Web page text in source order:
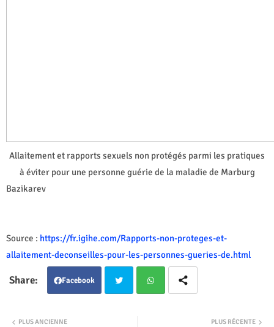
Allaitement et rapports sexuels non protégés parmi les pratiques
à éviter pour une personne guérie de la maladie de Marburg
Bazikarev
Source : https://fr.igihe.com/Rapports-non-proteges-et-
allaitement-deconseilles-pour-les-personnes-gueries-de.html
Facebook
PLUS RÉCENTE
PLUS ANCIENNE